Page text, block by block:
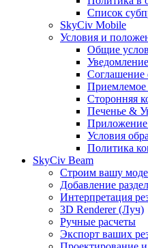
Список
SkyCiv Mobile
Условия и
Общие
Соглашение
Приемлемое
Сторонняя
Печенье &
Приложение
Условия
Политика
SkyCiv Beam
Строим вашу
Добавление
Интерпретация
3D Renderer (Луч)
Ручные расчеты
Экспорт ваших